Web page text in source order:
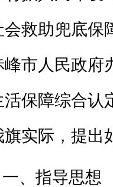
会救助兜底保
峰市人民政
活保障综合认
旗实际，提出
一、指导思想